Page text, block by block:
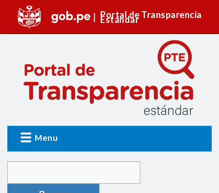
Portal de Transparencia
Estándar
Menu